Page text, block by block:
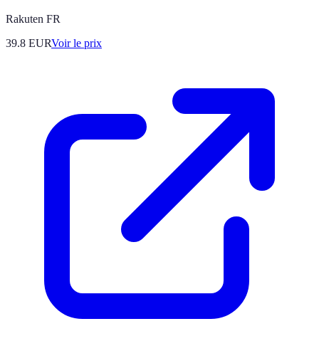
Rakuten FR
39.8 EURVoir le prix